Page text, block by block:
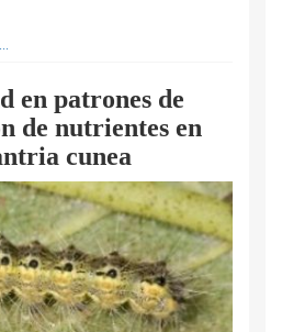
en patrones de
de nutrientes en
cunea